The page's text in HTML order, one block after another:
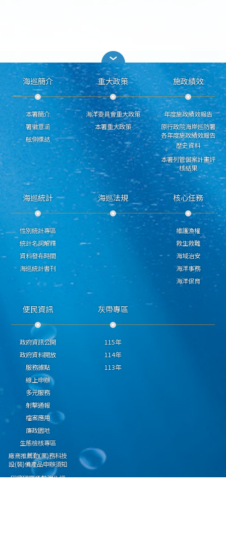
海巡簡介
本署簡介
署徽意涵
舷側標誌
重大政策
海洋委員會重大政策
本署重大政策
施政績效
年度施政績效報告
原行政院海岸巡防署
各年度施政績效報告
歷史資料
本署列管個案計畫評
核結果
海巡統計
性別統計專區
統計名詞解釋
資料發布時間
海巡統計書刊
海巡法規 核心任務
維護漁權
救生救難
海域治安
海洋事務
海洋保育
便民資訊
政府資訊公開
政府資料開放
服務據點
線上申辦
多元服務
射擊通報
檔案應用
廉政園地
生態檢核專區
廠商推薦勤(業)務科技
設(裝)備產品申辦須知
因應國際情勢強化經
灰帶專區
115年
114年
113年